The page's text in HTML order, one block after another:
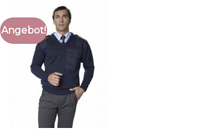
Angebot!